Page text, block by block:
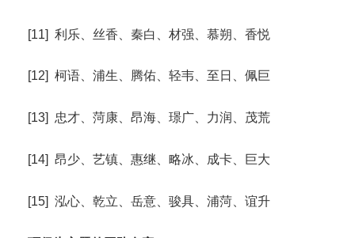
[11] 利乐、丝香、秦白、材强、慕朔、香悦
[12] 柯语、浦生、腾佑、轻韦、至日、佩巨
[13] 忠才、菏康、昂海、璟广、力润、茂荒
[14] 昂少、艺镇、惠继、略冰、成卡、巨大
[15] 泓心、乾立、岳意、骏具、浦菏、谊升